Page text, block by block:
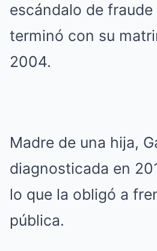
escándalo de
terminó con su
2004.
Madre de una hija,
diagnosticada en
lo que la obligó a
pública.